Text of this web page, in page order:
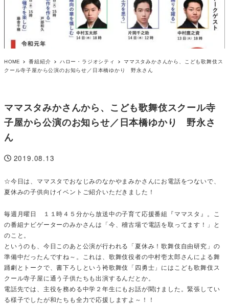
HOME 番組紹介 ハロー・ラジオシティ
ママスタみかさんから、こども歌舞伎ス
クール寺子屋から公演のお知らせ／日本橋ゆかり 野永さん
ママスタみかさんから、こども歌舞伎スクール寺
子屋から公演のお知らせ／日本橋ゆかり 野永さ
ん
投稿日
2019.08.13
☆今日は、ママスタでおなじみのなかやまみかさんにお電話をつないで、
夏休みの子供向けイベントご紹介いただきました！
毎週月曜日 １１時４５分から放送中の子育て応援番組『ママスタ』。こ
の番組ナビゲーターのみかさんは「今、稽古場で電話を取ってます！」と
のこと。
というのも、今日このあと公演が行われる「夏休み！歌舞伎自由研究」の
準備中だったんですね～。これは、歌舞伎役者の中村壱太郎さんによる舞
踊劇とトークで、書下ろしという袴歌舞伎「四勇士」にはこども歌舞伎ス
クール寺子屋に通う子供たちも出演するんだとか。
電話先では、主役を務める中学２年生にもお話が聞けました。緊張してい
る様子でしたが和たちも全力で応援しますよ～！！